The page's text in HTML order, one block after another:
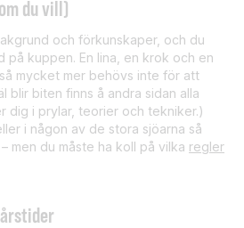
du vill)
och förkunskaper, och du
på kuppen. En lina, en krok och en
mycket mer behövs inte för att
blir biten finns å andra sidan alla
dig i prylar, teorier och tekniker.)
i någon av de stora sjöarna så
men du måste ha koll på vilka regler